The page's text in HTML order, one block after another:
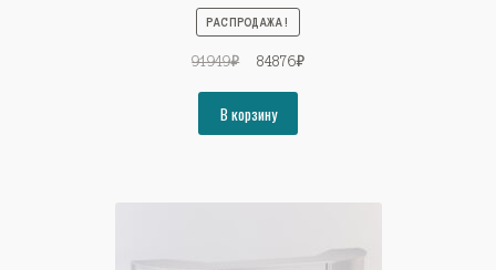
РАСПРОДАЖА!
91949₽
Первоначальная
составляла
91949₽.
84876₽Текущая
В корзину